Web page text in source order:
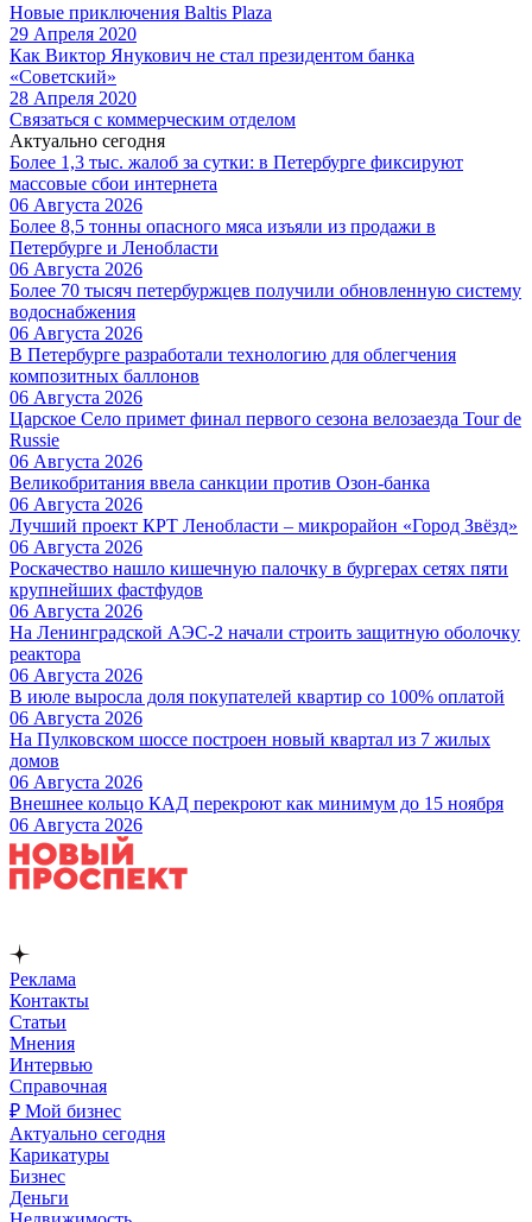
Новые приключения Baltis Plaza
29 Апреля 2020
Как Виктор Янукович не стал президентом банка
«Советский»
28 Апреля 2020
Связаться с коммерческим отделом
Актуально сегодня
Более 1,3 тыс. жалоб за сутки: в Петербурге фиксируют
массовые сбои интернета
06 Августа 2026
Более 8,5 тонны опасного мяса изъяли из продажи в
Петербурге и Ленобласти
06 Августа 2026
Более 70 тысяч петербуржцев получили обновленную систему
водоснабжения
06 Августа 2026
В Петербурге разработали технологию для облегчения
композитных баллонов
06 Августа 2026
Царское Село примет финал первого сезона велозаезда Tour de
Russie
06 Августа 2026
Великобритания ввела санкции против Озон-банка
06 Августа 2026
Лучший проект КРТ Ленобласти – микрорайон «Город Звёзд»
06 Августа 2026
Роскачество нашло кишечную палочку в бургерах сетях пяти
крупнейших фастфудов
06 Августа 2026
На Ленинградской АЭС-2 начали строить защитную оболочку
реактора
06 Августа 2026
В июле выросла доля покупателей квартир со 100% оплатой
06 Августа 2026
На Пулковском шоссе построен новый квартал из 7 жилых
домов
06 Августа 2026
Внешнее кольцо КАД перекроют как минимум до 15 ноября
06 Августа 2026
Реклама
Контакты
Статьи
Мнения
Интервью
Справочная
₽ Мой бизнес
Актуально сегодня
Карикатуры
Бизнес
Деньги